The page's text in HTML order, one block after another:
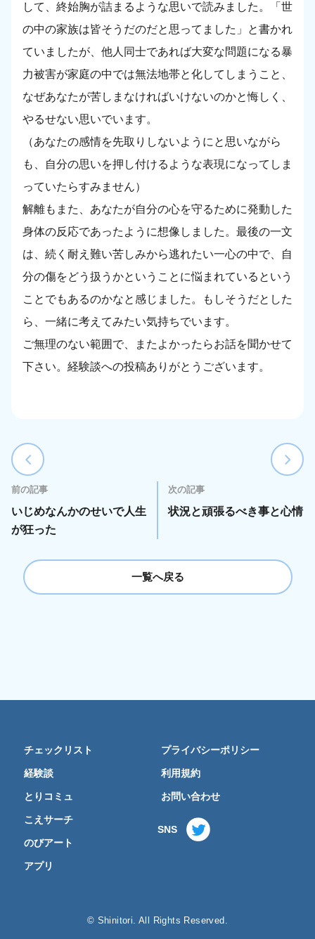
して、終始胸が詰まるような思いで読みました。「世
の中の家族は皆そうだのだと思ってました」と書かれ
ていましたが、他人同士であれば大変な問題になる暴
力被害が家庭の中では無法地帯と化してしまうこと、
なぜあなたが苦しまなければいけないのかと悔しく、
やるせない思いでいます。
（あなたの感情を先取りしないようにと思いながら
も、自分の思いを押し付けるような表現になってしま
っていたらすみません）
解離もまた、あなたが自分の心を守るために発動した
身体の反応であったように想像しました。最後の一文
は、続く耐え難い苦しみから逃れたい一心の中で、自
分の傷をどう扱うかということに悩まれているという
ことでもあるのかなと感じました。もしそうだとした
ら、一緒に考えてみたい気持ちでいます。
ご無理のない範囲で、またよかったらお話を聞かせて
下さい。経験談への投稿ありがとうございます。
前の記事
いじめなんかのせいで人生
が狂った
次の記事
状況と頑張るべき事と心情
一覧へ戻る
チェックリスト
経験談
とりコミュ
こえサーチ
のびアート
アプリ
プライバシーポリシー
利用規約
お問い合わせ
SNS
© Shinitori. All Rights Reserved.